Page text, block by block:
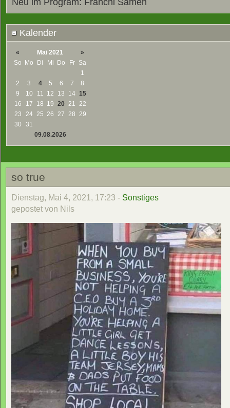
Neu im Program: Franchi Samen
Kalender
« Mai 2021
»
So Mo Di Mi Do Fr
Sa
1
2
3 4 5 6 7
8
9
10 11 12 13 14 15
16
17 18 19 20 21 22
23
24 25 26 27 28 29
30
31
09.08.2026
so true
Dienstag, Mai 4, 2021, 17:23 - Sonstiges
gepostet von Nils